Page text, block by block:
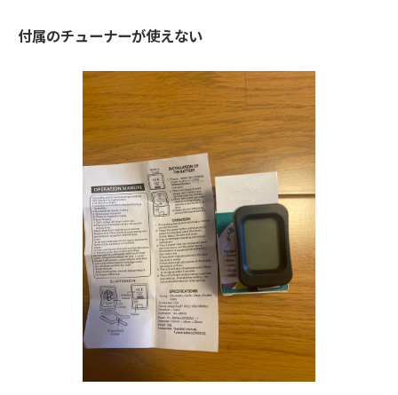
付属のチューナーが使えない